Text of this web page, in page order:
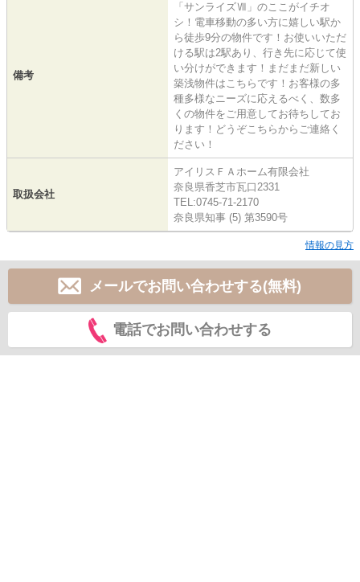
備考
「サンライズⅦ」のここがイチオ
シ！電車移動の多い方に嬉しい駅か
ら徒歩9分の物件です！お使いいただ
ける駅は2駅あり、行き先に応じて使
い分けができます！まだまだ新しい
築浅物件はこちらです！お客様の多
種多様なニーズに応えるべく、数多
くの物件をご用意してお待ちしてお
ります！どうぞこちらからご連絡く
ださい！
取扱会社
アイリスＦＡホーム有限会社
奈良県香芝市瓦口2331
TEL:0745-71-2170
奈良県知事 (5) 第3590号
情報の見方
メールでお問い合わせする(無料)
電話でお問い合わせする